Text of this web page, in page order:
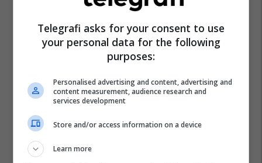
Albin Kurti Lvv
Telegrafi asks for your consent to use
your personal data for the following
purposes:
Personalised advertising and content, advertising and
content measurement, audience research and
services development
Store and/or access information on a device
Learn more